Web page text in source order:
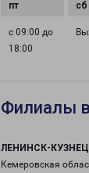
с 09:00 до
18:00
Филиалы
ЛЕНИНСК-
Кемеровская